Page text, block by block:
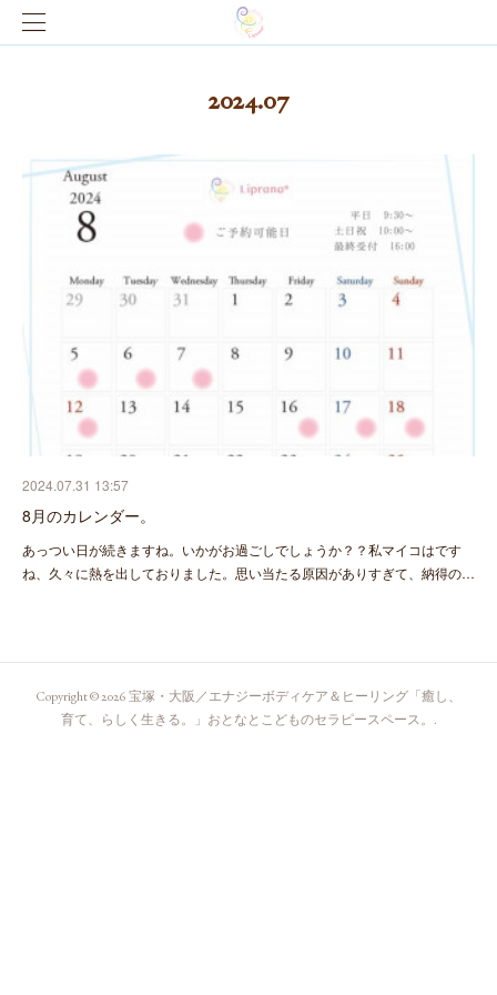
2024.07
2024.07.31 13:57
8月のカレンダー。
あっつい日が続きますね。いかがお過ごしでしょうか？？私マイコはです
ね、久々に熱を出しておりました。思い当たる原因がありすぎて、納得の…
Copyright ©2026宝塚・大阪／エナジーボディケア＆ヒーリング「癒し、
育て、らしく生きる。」おとなとこどものセラピースペース。 .